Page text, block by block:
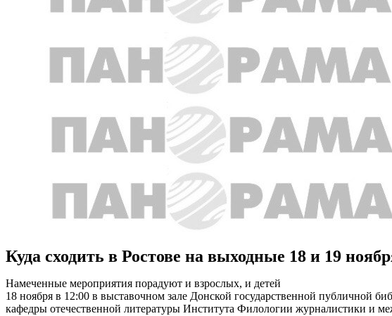
Куда сходить в Ростове на выходные 18 и 19
Намеченные мероприятия порадуют и взрослых, и детей
18 ноября в 12:00 в выставочном зале Донской государственной публичной
кафедры отечественной литературы Института Филологии журналистики и